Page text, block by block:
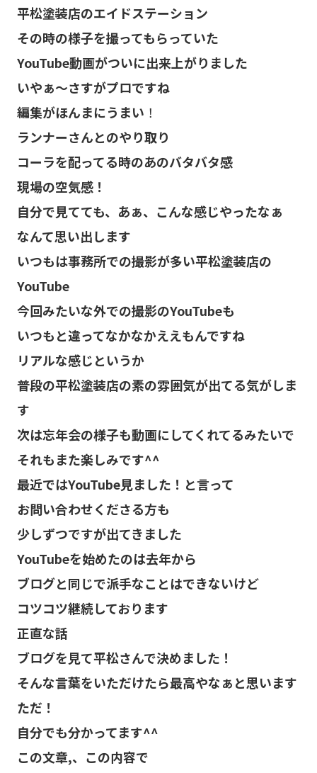
平松塗装店のエイドステーション
その時の様子を撮ってもらっていた
YouTube動画がついに出来上がりました
いやぁ～さすがプロですね
編集がほんまにうまい ！
ランナーさんとのやり取り
コーラを配ってる時のあのバタバタ感
現場の空気感！
自分で見てても、あぁ、こんな感じやったなぁ
なんて思い出します
いつもは事務所での撮影が多い平松塗装店の
YouTube
今回みたいな外での撮影のYouTubeも
いつもと違ってなかなかええもんですね
リアルな感じというか
普段の平松塗装店の素の雰囲気が出てる気がしま
す
次は忘年会の様子も動画にしてくれてるみたいで
それもまた楽しみです^^
最近ではYouTube見ました！と言って
お問い合わせくださる方も
少しずつですが出てきました
YouTubeを始めたのは去年から
ブログと同じで派手なことはできないけど
コツコツ継続しております
正直な話
ブログを見て平松さんで決めました！
そんな言葉をいただけたら最高やなぁと思います
ただ！
自分でも分かってます^^
この文章,、この内容で